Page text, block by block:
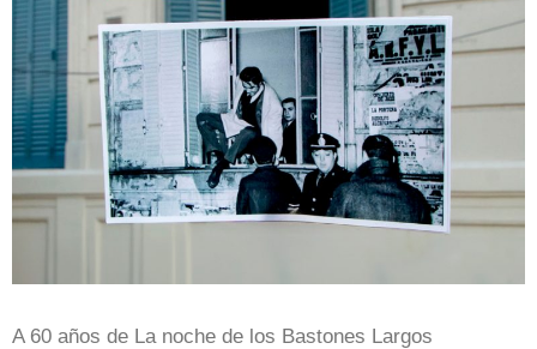
A 60 años de La noche de los Bastones Largos